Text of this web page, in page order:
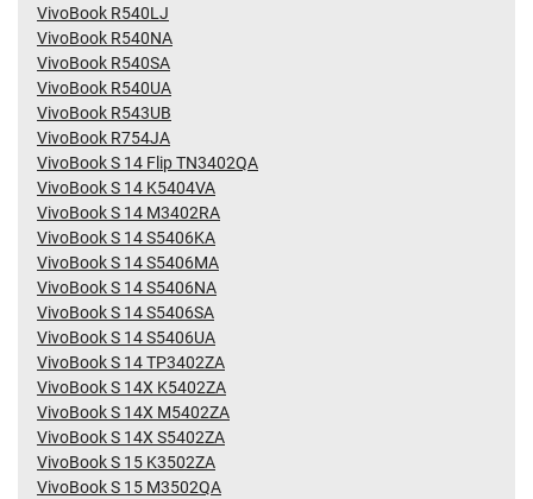
VivoBook R540LJ
VivoBook R540NA
VivoBook R540SA
VivoBook R540UA
VivoBook R543UB
VivoBook R754JA
VivoBook S 14 Flip TN3402QA
VivoBook S 14 K5404VA
VivoBook S 14 M3402RA
VivoBook S 14 S5406KA
VivoBook S 14 S5406MA
VivoBook S 14 S5406NA
VivoBook S 14 S5406SA
VivoBook S 14 S5406UA
VivoBook S 14 TP3402ZA
VivoBook S 14X K5402ZA
VivoBook S 14X M5402ZA
VivoBook S 14X S5402ZA
VivoBook S 15 K3502ZA
VivoBook S 15 M3502QA